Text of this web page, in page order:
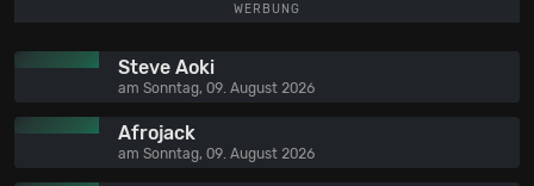
WERBUNG
Steve Aoki
am Sonntag, 09. August 2026
Afrojack
am Sonntag, 09. August 2026